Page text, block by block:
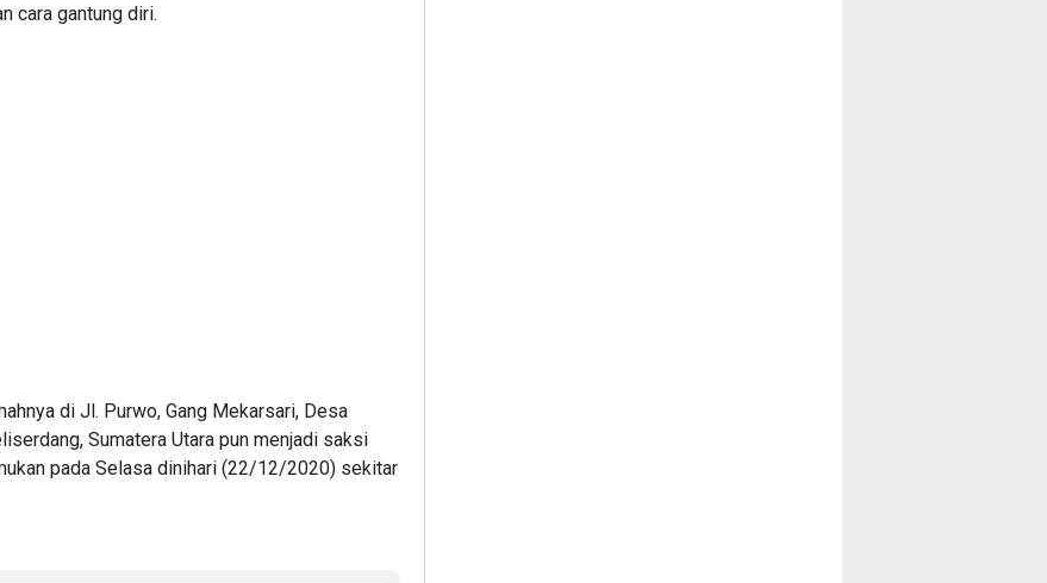
cara gantung diri.
di Jl. Purwo, Gang Mekarsari, Desa
Sumatera Utara pun menjadi saksi
pada Selasa dinihari (22/12/2020) sekitar